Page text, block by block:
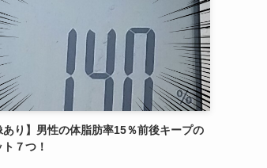
あり】男性の体脂肪率15％前後キープの
ト７つ！